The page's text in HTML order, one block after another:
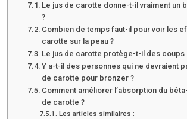
Le jus de carotte donne-t-il vraiment un
?
Combien de temps faut-il pour voir les
carotte sur la peau ?
Le jus de carotte protège-t-il des coups
Y a-t-il des personnes qui ne devraient
de carotte pour bronzer ?
Comment améliorer l’absorption du
de carotte ?
Les articles similaires :